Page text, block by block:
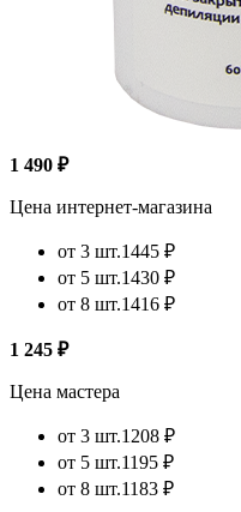
1 490 ₽
Цена интернет-магазина
от 3 шт.1445 ₽
от 5 шт.1430 ₽
от 8 шт.1416 ₽
1 245 ₽
Цена мастера
от 3 шт.1208 ₽
от 5 шт.1195 ₽
от 8 шт.1183 ₽